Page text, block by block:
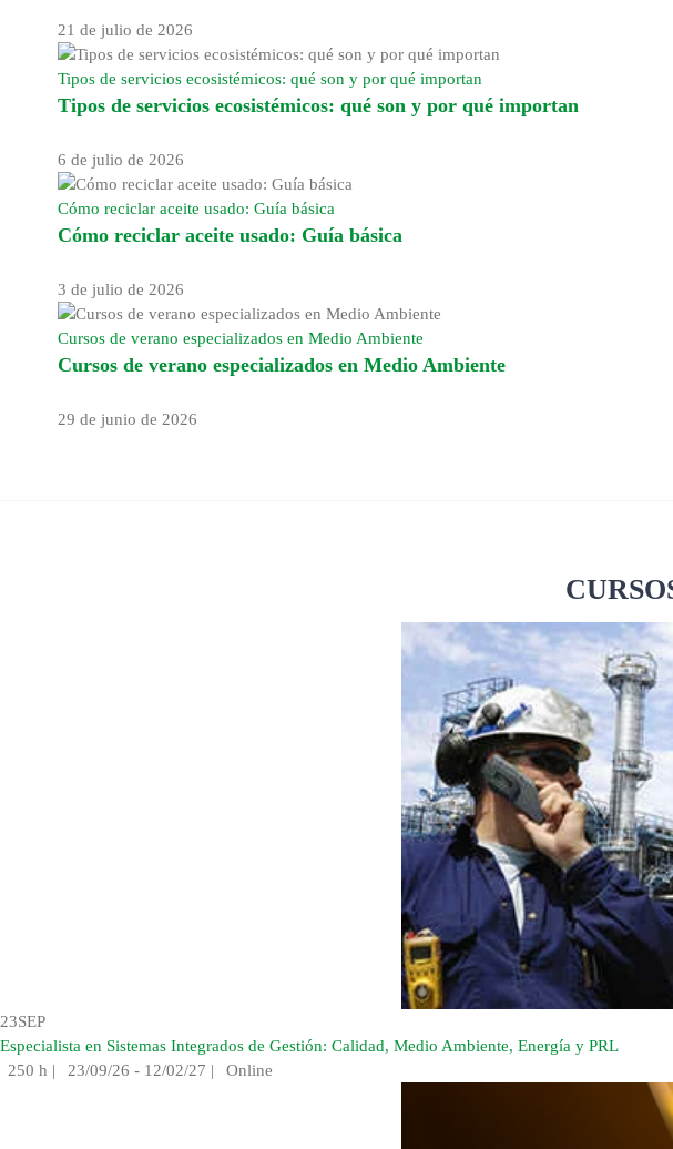
21 de julio de 2026
Tipos de servicios ecosistémicos: qué son y por qué importan
Tipos de servicios ecosistémicos: qué son y por qué importan
6 de julio de 2026
Cómo reciclar aceite usado: Guía básica
Cómo reciclar aceite usado: Guía básica
3 de julio de 2026
Cursos de verano especializados en Medio Ambiente
Cursos de verano especializados en Medio Ambiente
29 de junio de 2026
23SEP
Especialista en Sistemas Integrados de Gestión: Calidad, Medio Ambiente, Energía y PRL
250 h | 23/09/26 - 12/02/27 | Online